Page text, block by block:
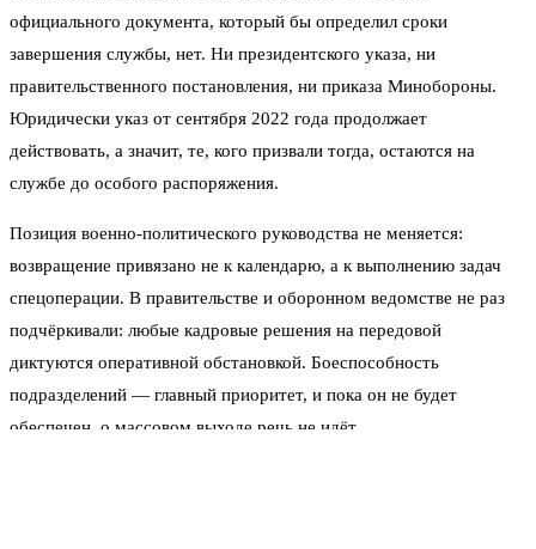
официального документа, который бы определил сроки
завершения службы, нет. Ни президентского указа, ни
правительственного постановления, ни приказа Минобороны.
Юридически указ от сентября 2022 года продолжает
действовать, а значит, те, кого призвали тогда, остаются на
службе до особого распоряжения.
Позиция военно-политического руководства не меняется:
возвращение привязано не к календарю, а к выполнению задач
спецоперации. В правительстве и оборонном ведомстве не раз
подчёркивали: любые кадровые решения на передовой
диктуются оперативной обстановкой. Боеспособность
подразделений — главный приоритет, и пока он не будет
обеспечен, о массовом выходе речь не идёт.